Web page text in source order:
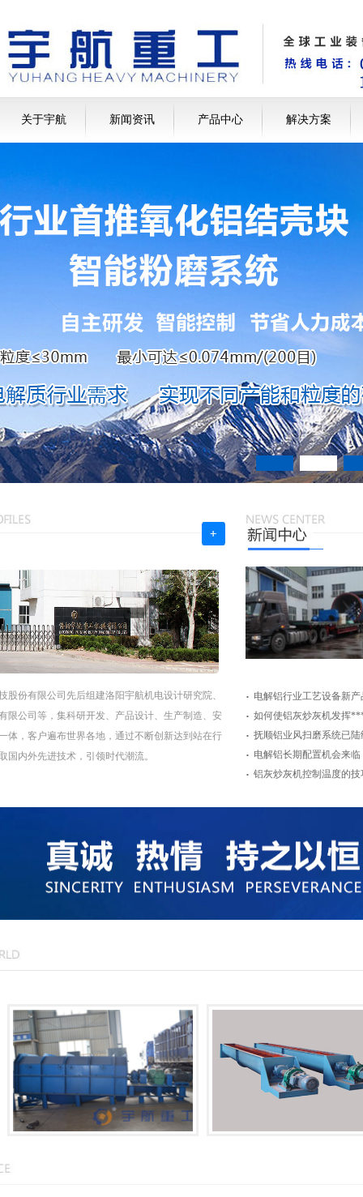
关于宇航 新闻资讯 产品中心 解决方案
股份有限公司先后组建洛阳宇航机电设计研究院、
限公司等，集科研开发、产品设计、生产制造、安
体，客户遍布世界各地，通过不断创新达到站在行
国内外先进技术，引领时代潮流。
. 电解铝行业工艺设备新
. 如何使铝灰炒灰机发挥
. 抚顺铝业风扫磨系统已陆
. 电解铝长期配置机会来临
. 铝灰炒灰机控制温度的技